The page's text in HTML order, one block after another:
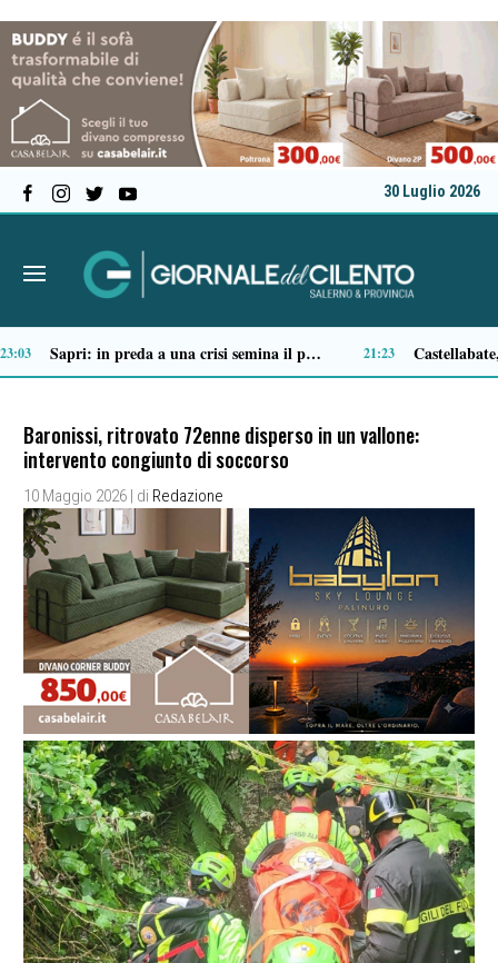
30 Luglio 2026
14:51 Tortorella celebra la Fiera di San Basilio: tra antichi mestieri, bestiame e la musica della Bandabardò 14:49
Baronissi, ritrovato 72enne disperso in un vallone:
intervento congiunto di soccorso
10 Maggio 2026 | di Redazione